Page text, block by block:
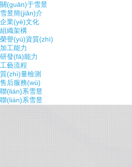
關(guān)于雪昱
雪昱簡(jiǎn)介
企業(yè)文化
組織架構
榮譽(yù)資質(zhì)
加工能力
研發(fā)能力
工藝流程
質(zhì)量檢測
售后服務(wù)
聯(lián)系雪昱
聯(lián)系雪昱